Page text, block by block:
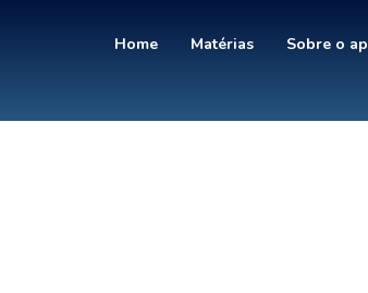
Home Matérias Sobre o